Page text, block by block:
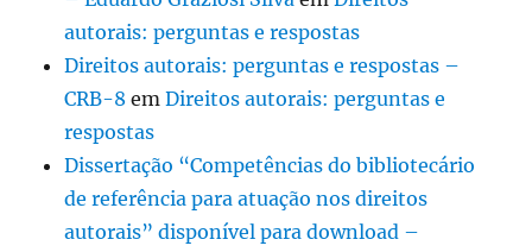
autorais: perguntas e respostas
Direitos autorais: perguntas e respostas –
CRB-8 emDireitos autorais: perguntas e
respostas
Dissertação “Competências do bibliotecário
de referência para atuação nos direitos
autorais” disponível para download –